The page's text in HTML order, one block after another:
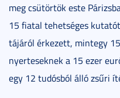
meg csütörtök este
15 fiatal tehetséges
tájáról érkezett, mintegy
nyerteseknek a 15 ezer
egy 12 tudósból álló zsűri